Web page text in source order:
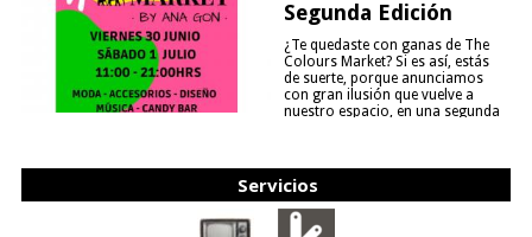
Segunda Edición
¿Te quedaste con ganas de The
Colours Market? Si es así, estás
de suerte, porque anunciamos
con gran ilusión que vuelve a
nuestro espacio, en una segunda
Servicios